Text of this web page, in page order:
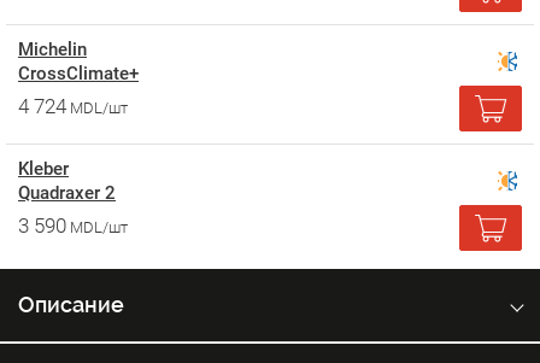
Michelin
CrossClimate+
4 724 MDL/шт
Kleber
Quadraxer 2
3 590 MDL/шт
Описание